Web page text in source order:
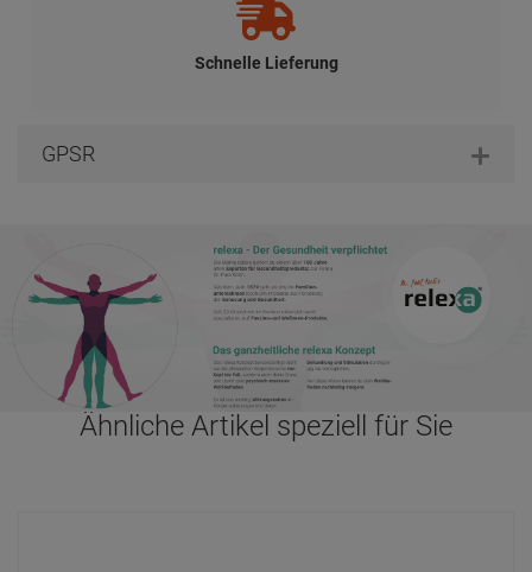
Schnelle Lieferung
GPSR
Ähnliche Artikel speziell für Sie